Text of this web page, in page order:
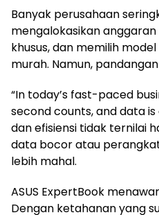
Banyak perusahaan
mengalokasikan
khusus, dan memilih
murah. Namun,
“In today’s fast-paced
second counts, and data
dan efisiensi tidak ternilai
data bocor atau
lebih mahal.
ASUS ExpertBook
Dengan ketahanan yang